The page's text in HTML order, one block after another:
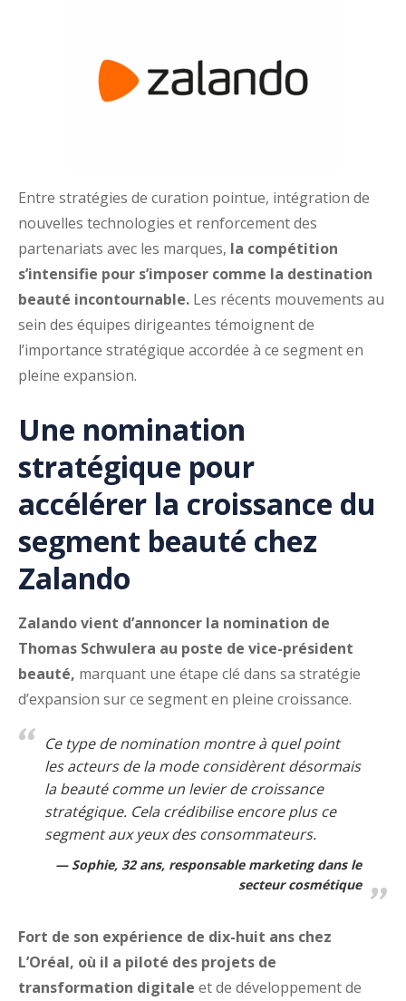
Entre stratégies de curation pointue, intégration de
nouvelles technologies et renforcement des
partenariats avec les marques, la compétition
s’intensifie pour s’imposer comme la destination
beauté incontournable. Les récents mouvements au
sein des équipes dirigeantes témoignent de
l’importance stratégique accordée à ce segment en
pleine expansion.
Une nomination
stratégique pour
accélérer la croissance du
segment beauté chez
Zalando
Zalando vient d’annoncer la nomination de
Thomas Schwulera au poste de vice-président
beauté, marquant une étape clé dans sa stratégie
d’expansion sur ce segment en pleine croissance.
Ce type de nomination montre à quel point
les acteurs de la mode considèrent désormais
la beauté comme un levier de croissance
stratégique. Cela crédibilise encore plus ce
segment aux yeux des consommateurs.
Sophie, 32 ans, responsable marketing dans le
secteur cosmétique
Fort de son expérience de dix-huit ans chez
L’Oréal, où il a piloté des projets de
transformation digitale et de développement de